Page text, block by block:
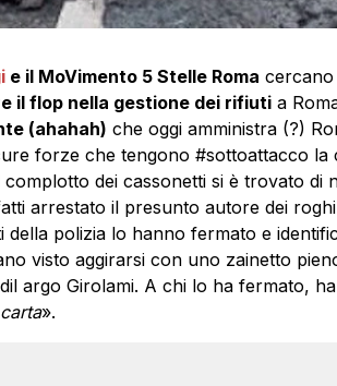
e il MoVimento 5 Stelle Roma cercano
il flop nella gestione dei rifiutia
(ahahah) che oggi amministra (?)
forze che tengono #sottoattacco la
dei cassonetti si è trovato di
arrestato il presunto autore dei
della polizia lo hanno fermato e
visto aggirarsi con uno zainetto
argo Girolami. A chi lo ha fermato,
».